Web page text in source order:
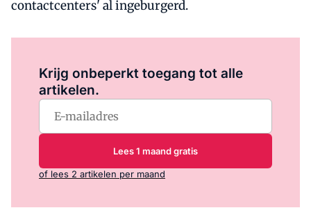
contactcenters' al ingeburgerd.
Krijg onbeperkt toegang tot alle
artikelen.
Lees 1 maand gratis
of lees 2 artikelen per maand